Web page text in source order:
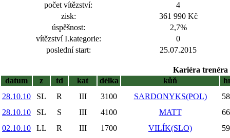
počet vítězství:
4
zisk:
361 990 Kč
úspěšnost:
2,7%
vítězství I.kategorie:
0
poslední start:
25.07.2015
Kariéra trenéra
datum
z td kat délka kůň
28.10.10
SL R III 3100 SARDONYKS(POL)
28.10.10
SL S III 4100 MATT
02.10.10
LL R III 1700 VILÍK(SLO)